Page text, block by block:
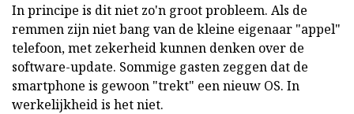
In principe is dit niet zo'n groot probleem. Als de
remmen zijn niet bang van de kleine eigenaar "appel"
telefoon, met zekerheid kunnen denken over de
software-update. Sommige gasten zeggen dat de
smartphone is gewoon "trekt" een nieuw OS. In
werkelijkheid is het niet.